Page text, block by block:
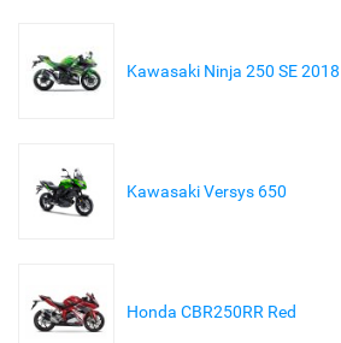
Kawasaki Ninja 250 SE 2018
Kawasaki Versys 650
Honda CBR250RR Red